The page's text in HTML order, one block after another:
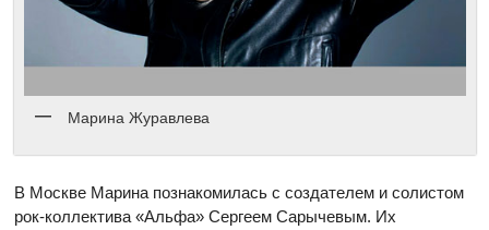
Марина Журавлева
В Москве Марина познакомилась с создателем и солистом
рок-коллектива «Альфа» Сергеем Сарычевым. Их